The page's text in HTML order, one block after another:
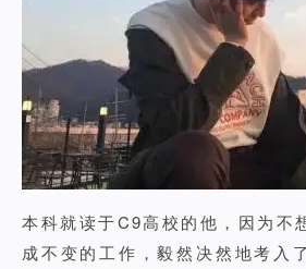
本科就读于C9高校的他，因为不
成不变的工作，毅然决然地考入